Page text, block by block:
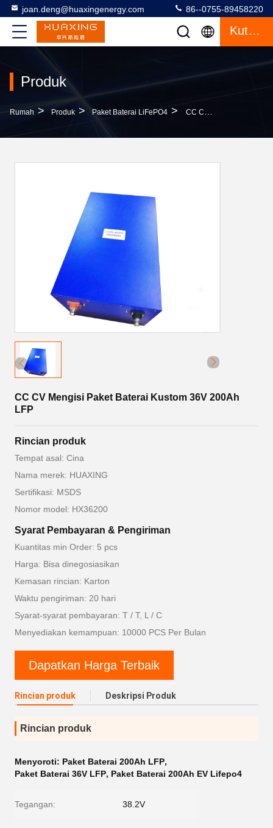
joan.deng@huaxingenergy.com 86--0755-89458220
Kutipan
Produk
Rumah > Produk > Paket Baterai LiFePO4 > CC CV Mengisi Paket Baterai Kustom 36V 200Ah LFP
CC CV Mengisi Paket Baterai Kustom 36V 200Ah
LFP
Rincian produk
Tempat asal: Cina
Nama merek: HUAXING
Sertifikasi: MSDS
Nomor model: HX36200
Syarat Pembayaran & Pengiriman
Kuantitas min Order: 5 pcs
Harga: Bisa dinegosiasikan
Kemasan rincian: Karton
Waktu pengiriman: 20 hari
Syarat-syarat pembayaran: T / T, L / C
Menyediakan kemampuan: 10000 PCS Per Bulan
Dapatkan Harga Terbaik
Rincian produk Deskripsi Produk
Rincian produk
Menyoroti: Paket Baterai 200Ah LFP,
Paket Baterai 36V LFP, Paket Baterai 200Ah EV Lifepo4
Tegangan: 38.2V